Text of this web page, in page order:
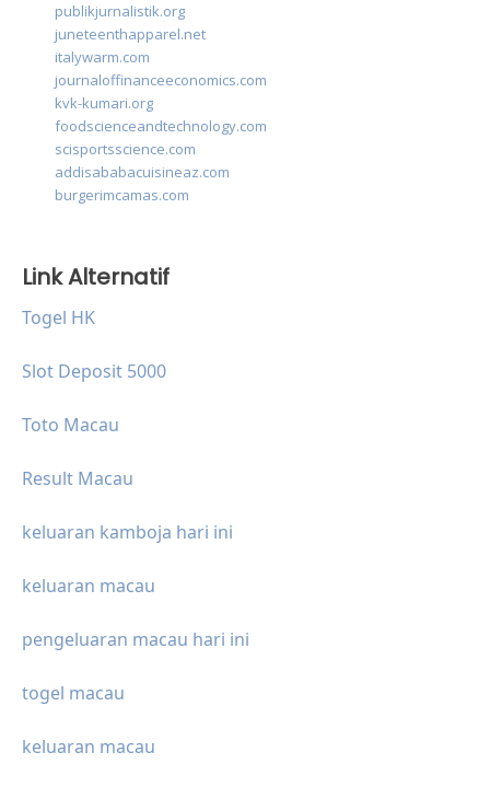
publikjurnalistik.org
juneteenthapparel.net
italywarm.com
journaloffinanceeconomics.com
kvk-kumari.org
foodscienceandtechnology.com
scisportsscience.com
addisababacuisineaz.com
burgerimcamas.com
Link Alternatif
Togel HK
Slot Deposit 5000
Toto Macau
Result Macau
keluaran kamboja hari ini
keluaran macau
pengeluaran macau hari ini
togel macau
keluaran macau